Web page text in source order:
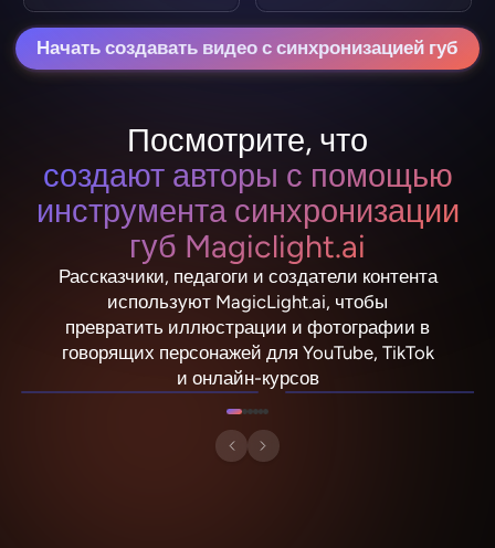
Начать создавать видео с синхронизацией губ
Посмотрите, что
создают авторы с помощью
инструмента синхронизации
губ Magiclight.ai
Рассказчики, педагоги и создатели контента
используют MagicLight.ai, чтобы
превратить иллюстрации и фотографии в
говорящих персонажей для YouTube, TikTok
и онлайн-курсов
NebulaDrifter
Lio "Spark" Vance
PixelRonin
Momo The Moshroom